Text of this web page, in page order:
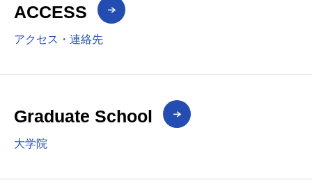
ACCESS
アクセス・連絡先
Graduate School
大学院